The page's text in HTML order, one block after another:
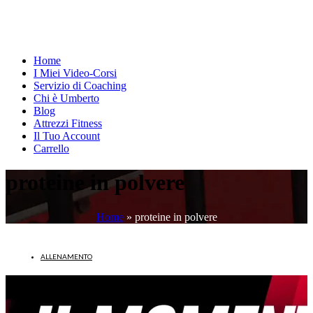
Home
I Miei Video-Corsi
Servizio di Coaching
Chi è Umberto
Blog
Attrezzi Fitness
Il Tuo Account
Carrello
proteine in polvere
Home» proteine in polvere
ALLENAMENTO